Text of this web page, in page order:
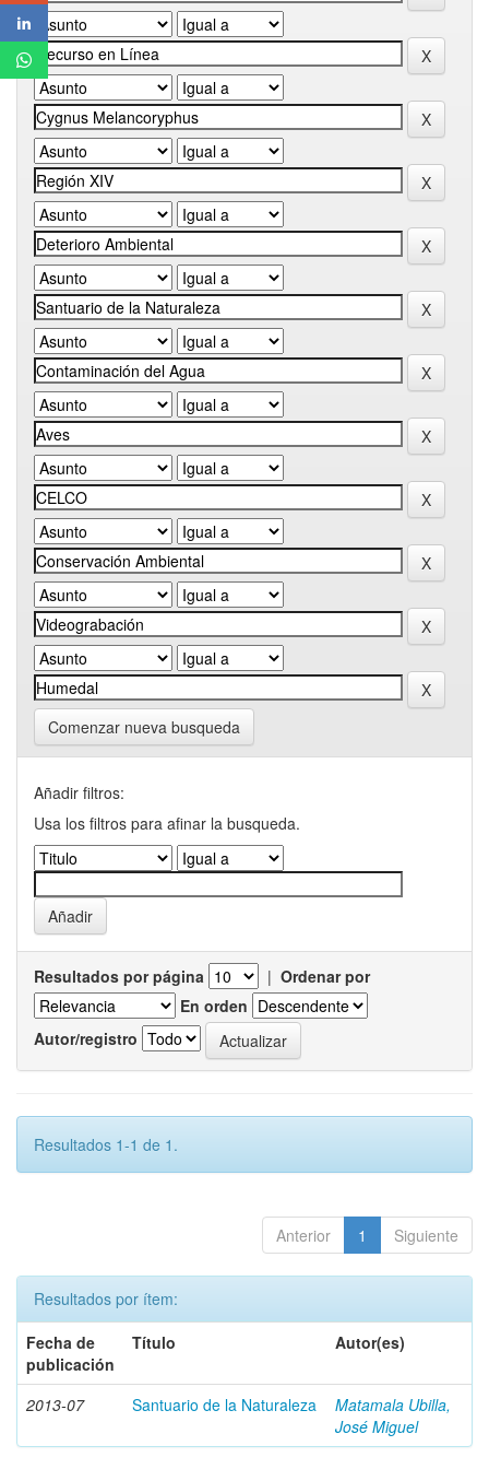
Comenzar nueva busqueda
Añadir filtros:
Usa los filtros para afinar la busqueda.
Resultados por página | Ordenar por
En orden
Autor/registro
Resultados 1-1 de 1.
Anterior 1 Siguiente
Resultados por ítem:
Fecha de
publicación
Título Autor(es)
2013-07 Santuario de la Naturaleza
Matamala Ubilla,
José Miguel